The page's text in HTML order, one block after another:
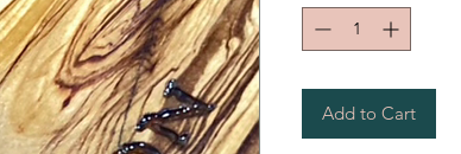
Add to Cart